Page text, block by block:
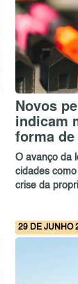
Novos
indicam
forma
O avanço da
cidades
crise da
29 DE JUNHO